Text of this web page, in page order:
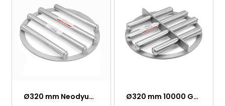
Ø320 mm Neodyum Elek Mıknatıs – Paslanmaz – Nohut Hattı İçin Özel Üretim – Gıda-Plastik-Hammadde Sektörlerine Uygun Ø320 mm 10000 Gauss Neodyum Elek Mıknatıs – Paslanmaz, Gıda-Plastik-Hammadde Sektörlerine Uygun